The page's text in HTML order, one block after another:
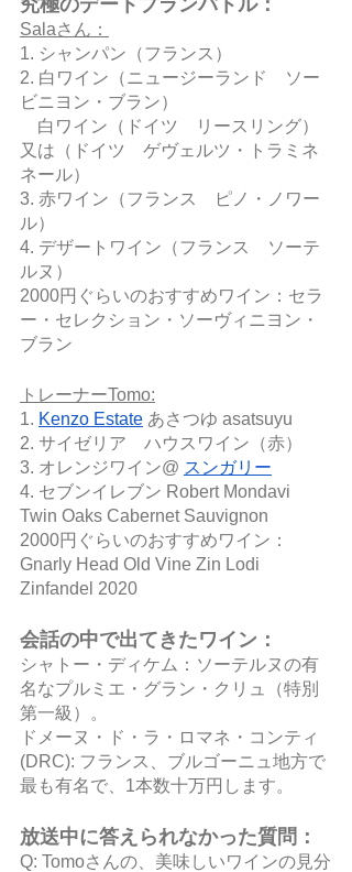
究極のデートプランバトル：
Salaさん：
1. シャンパン（フランス）
2. 白ワイン（ニュージーランド　ソー
ビニヨン・ブラン）
白ワイン（ドイツ　リースリング）
又は（ドイツ　ゲヴェルツ・トラミネ
ネール）
3. 赤ワイン（フランス　ピノ・ノワー
ル）
4. デザートワイン（フランス　ソーテ
ルヌ）
2000円ぐらいのおすすめワイン：セラ
ー・セレクション・ソーヴィニヨン・
ブラン
トレーナーTomo:
1. Kenzo Estate あさつゆ asatsuyu
2. サイゼリア　ハウスワイン（赤）
3. オレンジワイン@ スンガリー
4. セブンイレブン Robert Mondavi
Twin Oaks Cabernet Sauvignon
2000円ぐらいのおすすめワイン：
Gnarly Head Old Vine Zin Lodi
Zinfandel 2020
会話の中で出てきたワイン：
シャトー・ディケム：ソーテルヌの有
名なプルミエ・グラン・クリュ（特別
第一級）。
ドメーヌ・ド・ラ・ロマネ・コンティ
(DRC): フランス、ブルゴーニュ地方で
最も有名で、1本数十万円します。
放送中に答えられなかった質問：
Q: Tomoさんの、美味しいワインの見分